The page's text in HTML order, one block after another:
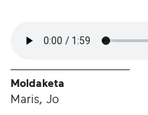
Moldaketa
Maris, Jo